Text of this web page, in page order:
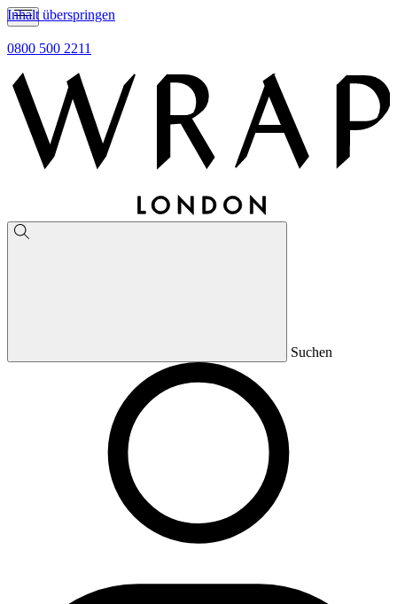
Inhalt überspringen
0800 500 2211
Suchen